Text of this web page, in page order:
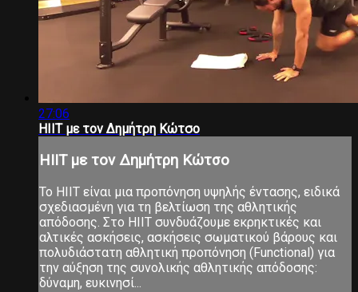
27:06
HIIT με τον Δημήτρη Κώτσο
HIIT με τον Δημήτρη Κώτσο
Το ΗΙΙΤ είναι μια προπόνηση υψηλής έντασης, ειδικά
σχεδιασμένη για τη βελτίωση της αθλητικής
απόδοσης. Στο ΗΙΙΤ συνδυάζουμε εκρηκτικές και
αλτικές ασκήσεις, ασκήσεις σωματικού βάρους και
πολυδιάστατη αθλητική προπόνηση (Functional) για
την αύξηση της συνολικής αθλητικής απόδοσης:
δύναμη, ευκινησί...